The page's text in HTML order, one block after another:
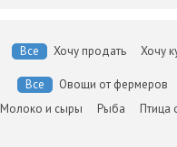
Все Хочу продать Хочу
Все
Овощи от фермеров
Молоко и сыры Рыба
Птица